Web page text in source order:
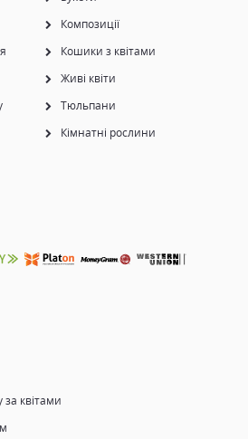
Композиції
Кошики з квітами
Живі квіти
Тюльпани
Кімнатні рослини
за квітами